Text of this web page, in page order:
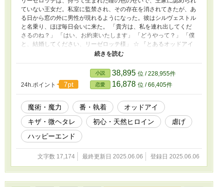
ていない王女だ。私室に監禁され、その存在を消されてきたが、あ
る日から窓の外に男性が現れるようになった。彼はシルヴェストル
と名乗り、ほぼ毎日会いに来た。 「貴方は、私を連れ出してくだ
さるのね？」 「はい、お約束いたします」 「どうやって？」 「僕
と、結婚してください、リーゼロッテ様」 ☆ 『とあるオッドアイ
魔術師と魔の紋章を持つ少女の、定められた運命』と世界観共通、
遠い異国のお話です。 ムーンライトノベルズにも掲載していま
24h.ポイント 7pt
小説 38,895 位 / 228,955件
恋愛 16,878 位 / 66,405件
魔術・魔力 番・執着
オッドアイ
キザ・微ヘタレ
初心・天然ヒロイン
虐げ
ハッピーエンド
文字数 17,174 最終更新日 2025.06.06 登録日 2025.06.06